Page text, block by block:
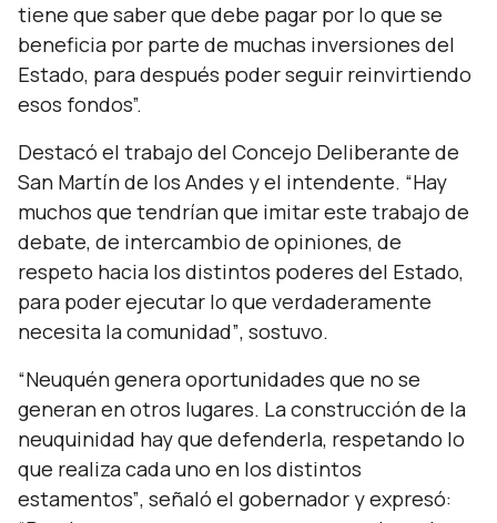
tiene que saber que debe pagar por lo que se
beneficia por parte de muchas inversiones del
Estado, para después poder seguir reinvirtiendo
esos fondos”.
Destacó el trabajo del Concejo Deliberante de
San Martín de los Andes y el intendente. “Hay
muchos que tendrían que imitar este trabajo de
debate, de intercambio de opiniones, de
respeto hacia los distintos poderes del Estado,
para poder ejecutar lo que verdaderamente
necesita la comunidad”, sostuvo.
“Neuquén genera oportunidades que no se
generan en otros lugares. La construcción de la
neuquinidad hay que defenderla, respetando lo
que realiza cada uno en los distintos
estamentos”, señaló el gobernador y expresó: